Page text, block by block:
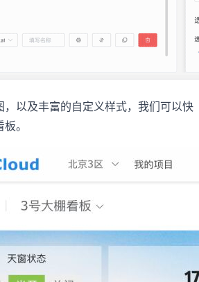
，以及丰富的自定义样式，我们可以快
。